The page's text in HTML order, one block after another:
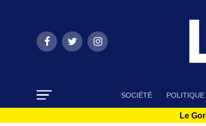
SOCIÉTÉ POLITIQUE
Le